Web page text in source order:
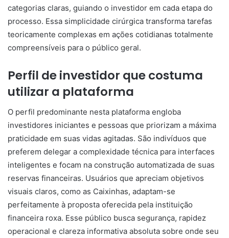
categorias claras, guiando o investidor em cada etapa do
processo. Essa simplicidade cirúrgica transforma tarefas
teoricamente complexas em ações cotidianas totalmente
compreensíveis para o público geral.
Perfil de investidor que costuma
utilizar a plataforma
O perfil predominante nesta plataforma engloba
investidores iniciantes e pessoas que priorizam a máxima
praticidade em suas vidas agitadas. São indivíduos que
preferem delegar a complexidade técnica para interfaces
inteligentes e focam na construção automatizada de suas
reservas financeiras. Usuários que apreciam objetivos
visuais claros, como as Caixinhas, adaptam-se
perfeitamente à proposta oferecida pela instituição
financeira roxa. Esse público busca segurança, rapidez
operacional e clareza informativa absoluta sobre onde seu